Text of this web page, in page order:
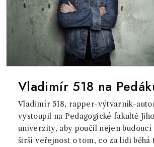
Vladimír 518 na
Vladimír 518, rapper-výtvarník-
vystoupil na Pedagogické fakultě
univerzity, aby poučil nejen budoucí
širší veřejnost o tom, co za lidi běhá